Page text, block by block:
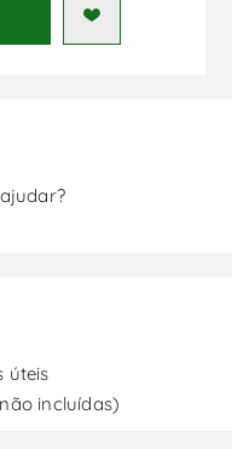
úteis
incluídas)